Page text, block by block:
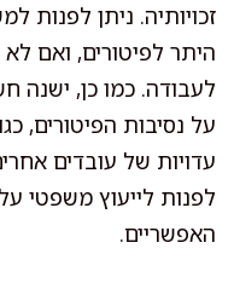
זכויותיה. ניתן לפנות
היתר לפיטורים, ואם
לעבודה. כמו כן, ישנה
על נסיבות הפיטורים,
עדויות של עובדים
לפנות לייעוץ משפטי
האפשריים.